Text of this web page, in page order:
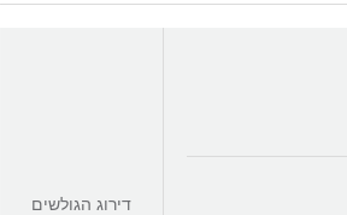
דירוג הגולשים